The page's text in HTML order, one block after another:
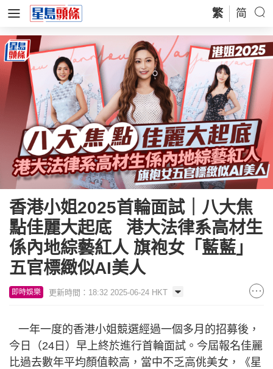
繁 简
香港小姐2025首輪面試｜八大焦
點佳麗大起底 港大法律系高材生
係內地綜藝紅人 旗袍女「藍藍」
五官標緻似AI美人
即時娛樂 更新時間：18:32 2025-06-24 HKT
一年一度的香港小姐競選經過一個多月的招募後，
今日（24日）早上終於進行首輪面試。今屆報名佳麗
比過去數年平均顏值較高，當中不乏高佻美女，《星